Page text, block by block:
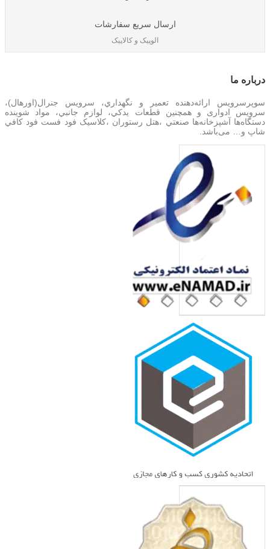
ارسال سریع سفارشات
الوپیک و کالاپیک
درباره‌ ما
سوپرسرویس ارائه‌دهنده تعمير و نگهداري، سرویس جنرال(اورهال)،
سرویس‌ ادواری و همچنین قطعات يدکي، لوازم جانبي، مواد شوینده
دستگاه‌ها آشپزخانه‌ها صنعتي ،هتل رستوران ،کلاسیک فود فست فود کافي
شاپ و… می‌باشد.